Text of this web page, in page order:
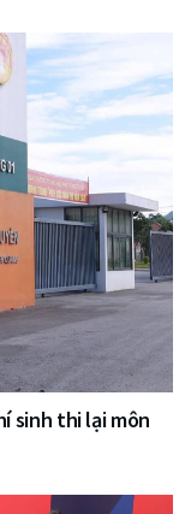
sinh thi lại môn